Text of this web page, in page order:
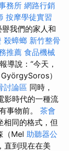
務所 網路行銷
按摩學徒實習
我們的家人和
殺蟑螂 新竹整骨
推薦 食品機械
導說：“今天，
）
討論區 同時，
影時代的一種流
事物前。 茶會
相同的格式，但
（Mel 助聽器公
直到現在在美